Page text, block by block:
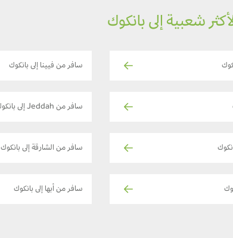
شعبية إلى بانكوك
سافر من فيينا إلى بانكوك
سافر من Jeddah إلى بانكوك
سافر من الشارقة إلى بانكوك
سافر من أبها إلى بانكوك